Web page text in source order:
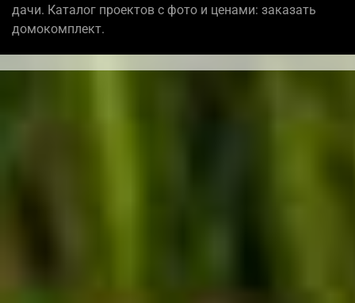
дачи. Каталог проектов с фото и ценами: заказать
домокомплект.